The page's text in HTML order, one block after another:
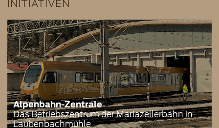
INITIATIVEN
Alpenbahn-Zentrale
Das Betriebszentrum der Mariazellerbahn in
Laubenbachmühle